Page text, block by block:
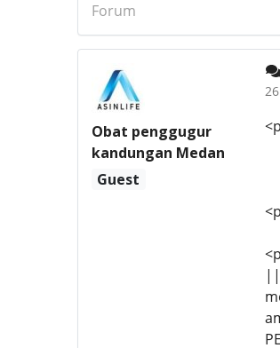
Forum
Obat penggugur
kandungan Medan
Guest
||